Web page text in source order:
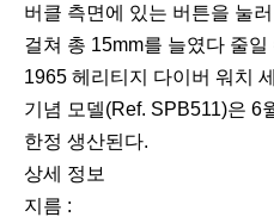
버클 측면에 있는 버튼을 눌
걸쳐 총 15mm를 늘였다 줄
1965 헤리티지 다이버 워치
기념 모델(Ref. SPB511)은 6
한정 생산된다.
상세 정보
지름 :